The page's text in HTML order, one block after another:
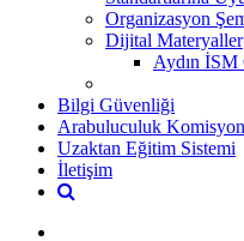
Organizasyon
Dijital Materyaller
Aydın İSM
Bilgi Güvenliği
Arabuluculuk
Uzaktan Eğitim Sistemi
İletişim